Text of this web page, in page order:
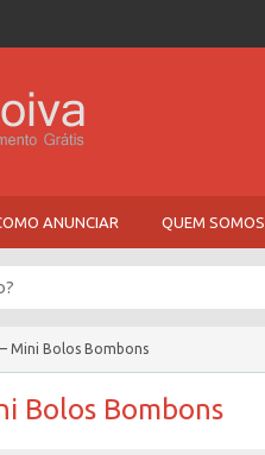
ANUNCIAR QUEM SOMOS
Mini Bolos Bombons
Bolos Bombons